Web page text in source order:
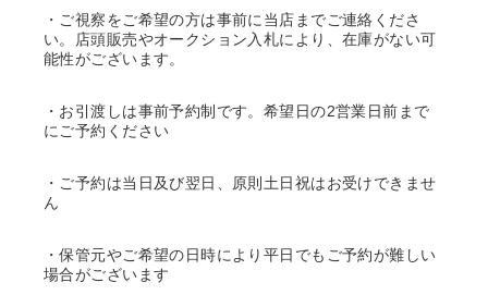
・ご視察をご希望の方は事前に当店までご連絡くださ
い。店頭販売やオークション入札により、在庫がない可
能性がございます。
・お引渡しは事前予約制です。希望日の2営業日前まで
にご予約ください
・ご予約は当日及び翌日、原則土日祝はお受けできませ
ん
・保管元やご希望の日時により平日でもご予約が難しい
場合がございます